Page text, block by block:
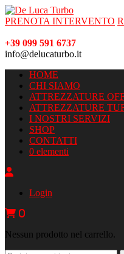
PRENOTA INTERVENTO
+39 099 591 6737
info@delucaturbo.it
HOME
CHI SIAMO
ATTREZZATURE
ATTREZZATURE
I NOSTRI SERVIZI
SHOP
CONTATTI
0 elementi
Login
0
Nessun prodotto nel carrello.